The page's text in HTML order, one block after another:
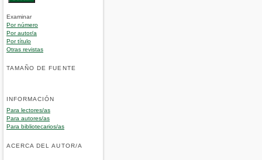
Examinar
Por número
Por autor/a
Por título
Otras revistas
TAMAÑO DE FUENTE
INFORMACIÓN
Para lectores/as
Para autores/as
Para bibliotecarios/as
ACERCA DEL AUTOR/A